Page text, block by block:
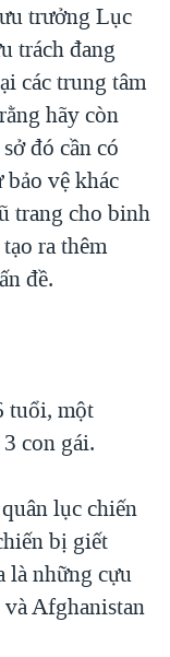
trưởng Lục
trách đang
các trung tâm
hãy còn
đó cần có
vệ khác
trang cho binh
ra thêm
đề.
tuổi, một
con gái.
lục chiến
bị giết
là những cựu
Afghanistan